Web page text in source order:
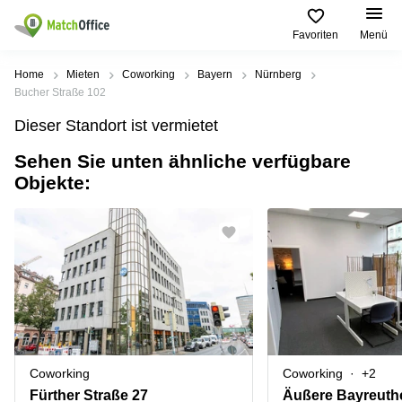
Favoriten Menü
Mieten / Vermieten
Produktseiten
Büro
mieten
Coworking
Space
Seminarraum
Virtuelles
Büro
Beliebte
Städte
Büro
mieten
Geschäftsadresse
Hamburg
Geschäftsadresse
mieten
Düsseldorf
Geschäftsadresse
Stuttgart
Büro
Beliebte
Suchanfragen
Regus
Dortmund
Dortmund
Office Club
Ballindamm
3
Rahel-
Hirsch-
Straße
Hilfe
Über uns
Büro vermieten
Preis
Log-in
Home Mieten Coworking Bayern
Nürnberg
Bucher Straße 102
Dieser Standort ist vermietet
Sehen Sie unten ähnliche verfügbare
Objekte:
Coworking
Fürther Straße 27
Coworking +2
Äußere